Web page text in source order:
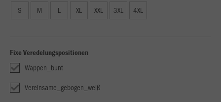
S M L XL XXL 3XL 4XL
Fixe Veredelungspositionen
Wappen_bunt
Vereinsame_gebogen_weiß